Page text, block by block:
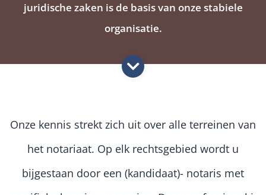
juridische zaken is de basis van onze stabiele
organisatie.
Onze kennis strekt zich uit over alle terreinen van
het notariaat. Op elk rechtsgebied wordt u
bijgestaan door een (kandidaat)- notaris met